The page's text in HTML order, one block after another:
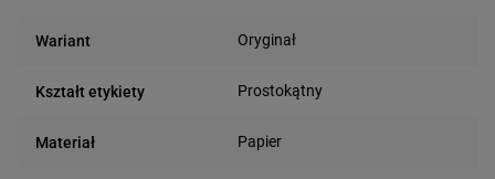
Wariant Oryginał
Kształt etykiety Prostokątny
Materiał Papier